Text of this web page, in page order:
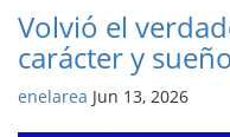
Volvió el
carácter y
enelarea Jun 13, 2026